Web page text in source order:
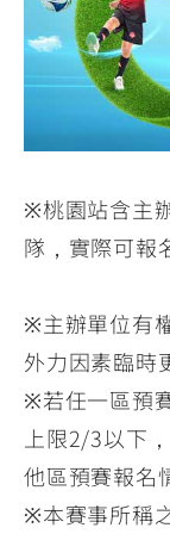
※桃園站含主
隊，實際可報
※主辦單位有
外力因素臨時
※若任一區預
上限2/3以下
他區預賽報名
※本賽事所稱